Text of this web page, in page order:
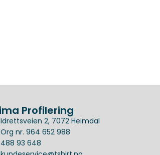
Profilering
Idrettsveien 2, 7072 Heimdal
Org nr. 964 652 988
488 93 648